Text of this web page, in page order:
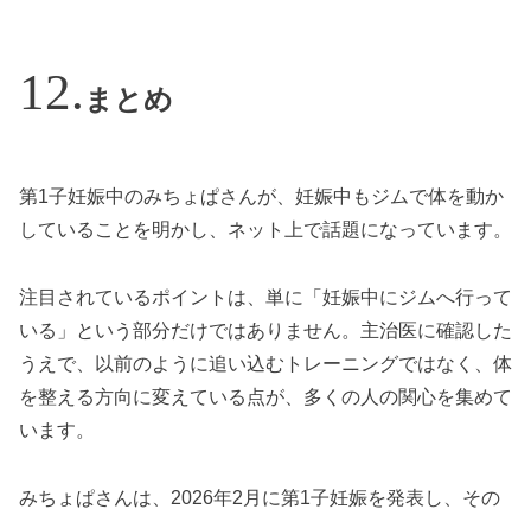
まとめ
第1子妊娠中のみちょぱさんが、妊娠中もジムで体を動か
していることを明かし、ネット上で話題になっています。
注目されているポイントは、単に「妊娠中にジムへ行って
いる」という部分だけではありません。主治医に確認した
うえで、以前のように追い込むトレーニングではなく、体
を整える方向に変えている点が、多くの人の関心を集めて
います。
みちょぱさんは、2026年2月に第1子妊娠を発表し、その